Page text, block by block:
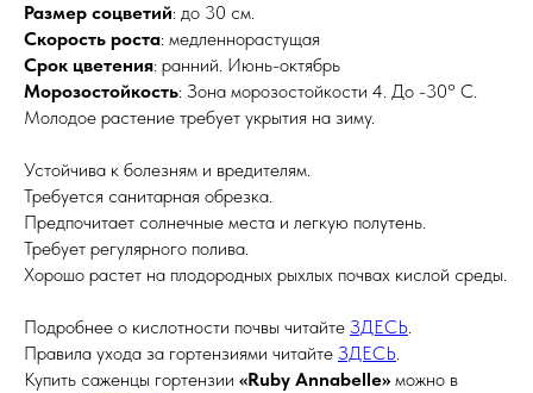
Размер соцветий: до 30 см.
Скорость роста: медленнорастущая
Срок цветения: ранний. Июнь-октябрь
Морозостойкость: Зона морозостойкости 4. До -30° C.
Молодое растение требует укрытия на зиму.
Устойчива к болезням и вредителям.
Требуется санитарная обрезка.
Предпочитает солнечные места и легкую полутень.
Требует регулярного полива.
Хорошо растет на плодородных рыхлых почвах кислой среды.
Подробнее о кислотности почвы читайте ЗДЕСЬ.
Правила ухода за гортензиями читайте ЗДЕСЬ.
Купить саженцы гортензии «Ruby Annabelle» можно в